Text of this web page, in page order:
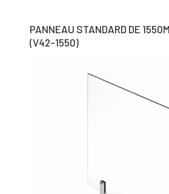
PANNEAU STANDARD DE
(V42-1550)